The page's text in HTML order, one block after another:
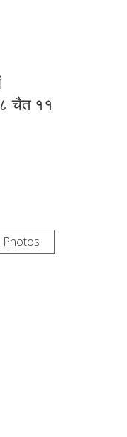
चैत ११
Photos